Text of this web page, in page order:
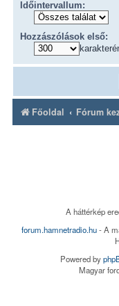
Időintervallum:
Hozzászólások első:
Főoldal Fórum
A háttérkép
forum.hamnetradio.hu- A
Powered by
Magyar